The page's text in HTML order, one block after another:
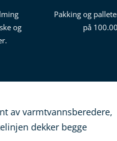
og
Pakking og
på
av varmtvannsberedere,
dekker begge